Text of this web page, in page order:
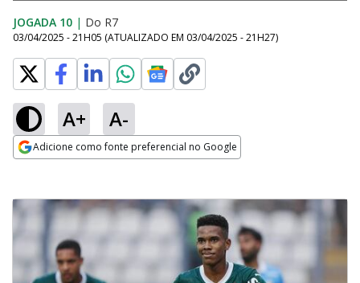
JOGADA 10 | Do R7
03/04/2025 - 21H05 (ATUALIZADO EM 03/04/2025 - 21H27)
A+ A-
Adicione como fonte preferencial no Google